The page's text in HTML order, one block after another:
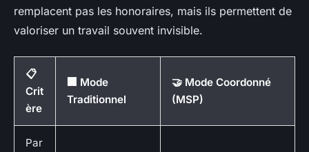
remplacent pas les honoraires, mais ils permettent de
valoriser un travail souvent invisible.
📋
Crit
ère
🏢 Mode
Traditionnel
🤝 Mode Coordonné
(MSP)
Par